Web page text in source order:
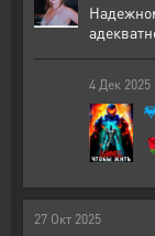
4 Дек 2025
27 Окт 2025